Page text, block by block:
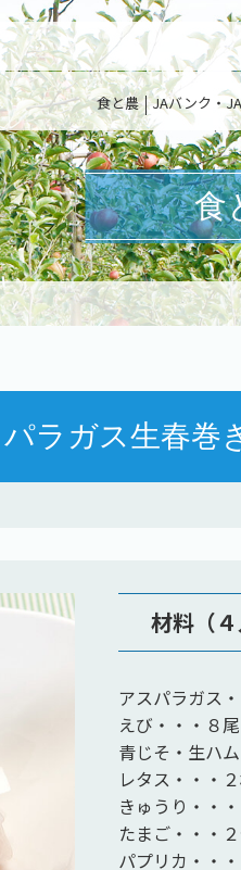
食と農 JAバンク・
食
ラガス生春巻
材料（４
アスパラガス
えび・・・８尾
青じそ・生ハ
レタス・・・
きゅうり・・
たまご・・・
パプリカ・・